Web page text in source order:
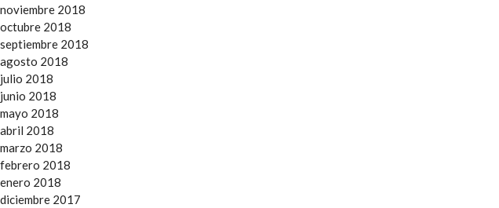
noviembre 2018
octubre 2018
septiembre 2018
agosto 2018
julio 2018
junio 2018
mayo 2018
abril 2018
marzo 2018
febrero 2018
enero 2018
diciembre 2017